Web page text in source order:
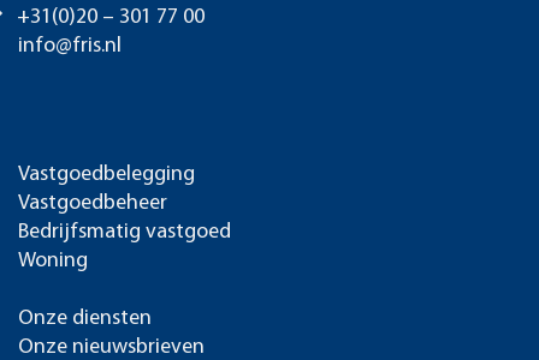
+31(0)20 – 301 77 00
info@fris.nl
Vastgoedbelegging
Vastgoedbeheer
Bedrijfsmatig vastgoed
Woning
Onze diensten
Onze nieuwsbrieven